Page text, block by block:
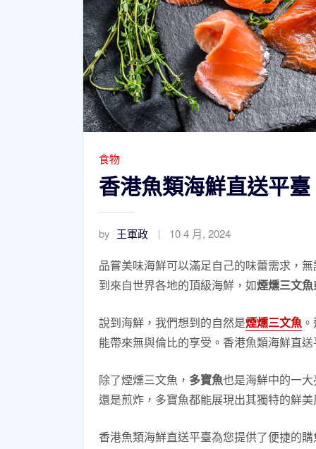
食物
香港魚類海鮮直送平
by 王軍政 10 4 月, 2024
品嘗美味海鮮可以滿足自己的味蕾需求，
到來自世界各地的頂級海鮮，如煙燻三文
說到海鮮，我們想到的自然是煙燻三文魚
能帶來無與倫比的享受。香港魚類海鮮直
除了煙燻三文魚， 多寶魚也是海鮮中的一
還是煎炸，多寶魚都能展現出其獨特的鮮
香港魚類海鮮直送平臺為您提供了便捷的